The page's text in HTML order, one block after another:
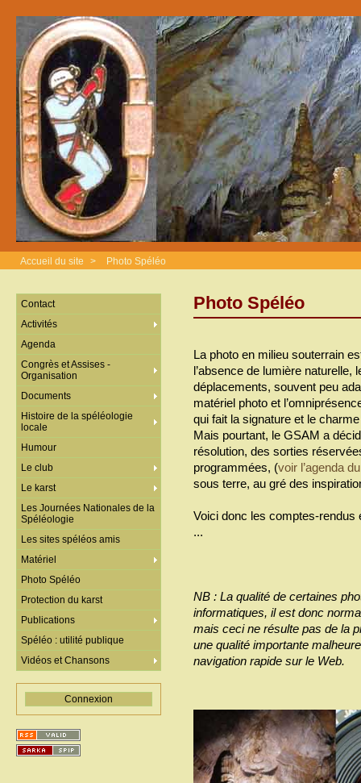
Accueil du site > Photo Spéléo
Photo Spéléo
La photo en milieu souterrain
l’absence de lumière naturelle,
déplacements, souvent peu
matériel photo et
qui fait la signature et le
Mais pourtant, le GSAM a
résolution, des sorties
programmées, (voir l’agenda
sous terre, au gré des
Voici donc les comptes-rendus
...
NB : La qualité de certaines
informatiques, il est donc
mais ceci ne résulte pas de la
une qualité importante
navigation rapide sur le Web.
Contact
Activités
Agenda
Congrès et Assises -
Organisation
Documents
Histoire de la spéléologie
locale
Humour
Le club
Le karst
Les Journées Nationales de la
Spéléologie
Les sites spéléos amis
Matériel
Photo Spéléo
Protection du karst
Publications
Spéléo : utilité publique
Vidéos et Chansons
Connexion